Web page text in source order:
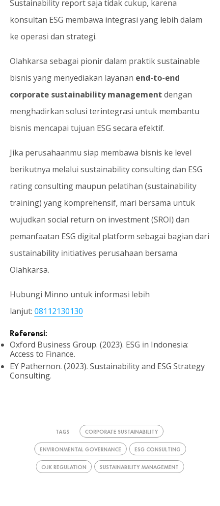
Sustainability report saja tidak cukup, karena
konsultan ESG membawa integrasi yang lebih dalam
ke operasi dan strategi.
Olahkarsa sebagai pionir dalam praktik sustainable
bisnis yang menyediakan layanan end-to-end
corporate sustainability management dengan
menghadirkan solusi terintegrasi untuk membantu
bisnis mencapai tujuan ESG secara efektif.
Jika perusahaanmu siap membawa bisnis ke level
berikutnya melalui sustainability consulting dan ESG
rating consulting maupun pelatihan (sustainability
training) yang komprehensif, mari bersama untuk
wujudkan social return on investment (SROI) dan
pemanfaatan ESG digital platform sebagai bagian dari
sustainability initiatives perusahaan bersama
Olahkarsa.
Hubungi Minno untuk informasi lebih
lanjut: 08112130130
Referensi:
Oxford Business Group. (2023). ESG in Indonesia:
Access to Finance.
EY Pathernon. (2023). Sustainability and ESG Strategy
Consulting.
TAGS CORPORATE SUSTAINABILITY
ENVIRONMENTAL GOVERNANCE ESG CONSULTING
OJK REGULATION SUSTAINABILITY MANAGEMENT